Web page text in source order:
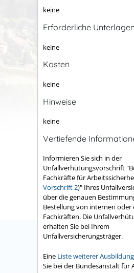
keine
Erforderliche Unterlagen
keine
Kosten
keine
Hinweise
keine
Vertiefende
Informieren Sie sich in der
Unfallverhütungsvorschrift
Fachkräfte für
Vorschrift 2)" Ihres
über die genauen
Bestellung von internen oder
Fachkräften. Die
erhalten Sie bei Ihrem
Unfallversicherungsträger.
Eine Liste weiterer
Sie bei der Bundesanstalt für